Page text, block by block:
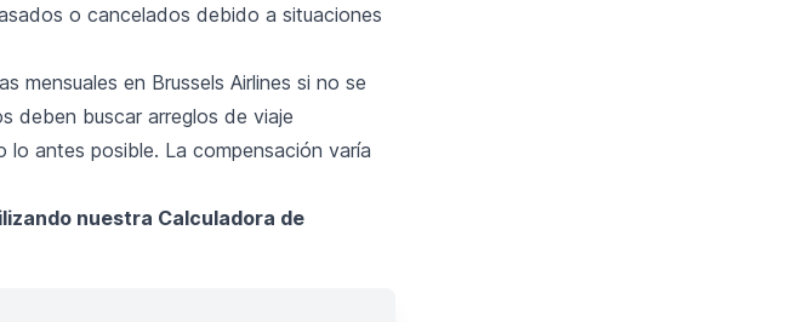
o cancelados debido a situaciones
mensuales en Brussels Airlines si no se
deben buscar arreglos de viaje
antes posible. La compensación varía
nuestra Calculadora de